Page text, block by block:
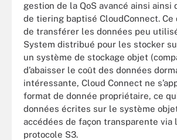
gestion de la QoS avancé ainsi ainsi
de tiering baptisé CloudConnect.
de transférer les données peu
System distribué pour les stocker
un système de stockage objet
d’abaisser le coût des données
intéressante, Cloud Connect ne
format de donnée propriétaire, ce
données écrites sur le système
accédées de façon transparente via
protocole S3.